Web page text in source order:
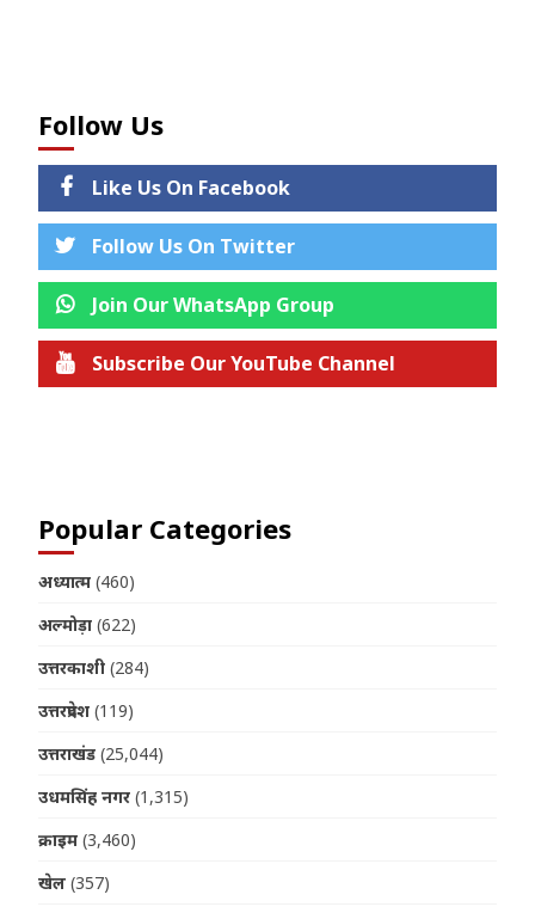
Follow Us
Like Us On Facebook
Follow Us On Twitter
Join Our WhatsApp Group
Subscribe Our YouTube Channel
Popular Categories
अध्यात्म (460)
अल्मोड़ा (622)
उत्तरकाशी (284)
उत्तरप्रदेश (119)
उत्तराखंड (25,044)
उधमसिंह नगर (1,315)
क्राइम (3,460)
खेल (357)